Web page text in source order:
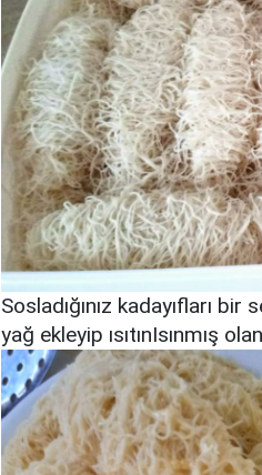
Sosladığınız kadayıfları
yağ ekleyip ısıtınIsınmış